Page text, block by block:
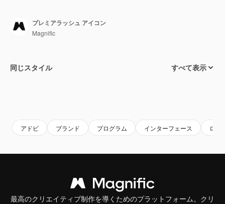
プレミアラッシュ アイコン
Magnific
同じスタイル すべて表示
アドビ ブランド プログラム インターフェース ロゴ
最高のクリエイティブ制作を導くためのプラットフォーム。クリ